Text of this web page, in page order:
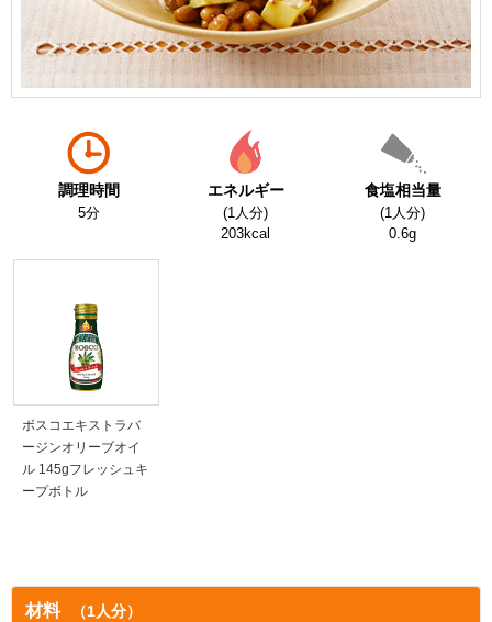
調理時間
5分
エネルギー
(1人分)
203kcal
食塩相当量
(1人分)
0.6g
ボスコエキストラバ
ージンオリーブオイ
ル 145gフレッシュキ
ープボトル
材料 （1人分）